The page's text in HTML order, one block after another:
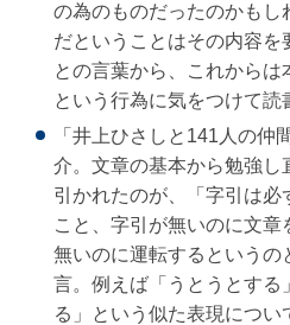
の為のものだったのかもし
だということはその内容を
との言葉から、これからは
という行為に気をつけて読
「井上ひさしと141人の仲
介。文章の基本から勉強し
引かれたのが、「字引は必
こと、字引が無いのに文
無いのに運転するというの
言。例えば「うとうとする
る」という似た表現につ